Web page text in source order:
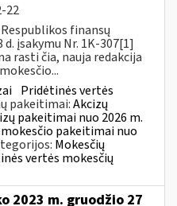
22
finansų
įsakymu Nr. 1K-307[1]
rasti čia, nauja redakcija
Pridėtinės vertės
pakeitimai:Akcizų
pakeitimai nuo 2026 m.
pakeitimai nuo
Mokesčių
vertės mokesčių
2023 m. gruodžio 27